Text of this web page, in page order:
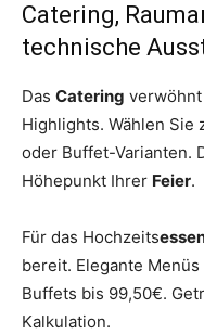
Catering,
technische
Das Catering
Highlights. Wählen Sie
oder Buffet-Varianten.
Höhepunkt Ihrer Feier.
Für das Hochzeits
bereit. Elegante
Buffets bis 99,50€.
Kalkulation.